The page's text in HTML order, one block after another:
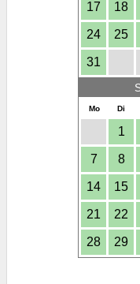
17 18
24 25
31
Mo Di
1
7 8
14 15
21 22
28 29